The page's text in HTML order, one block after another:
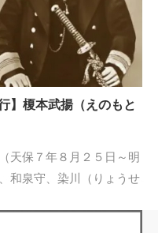
】榎本武揚（えのもと
天保７年８月２５日～明
和泉守、染川（りょうせ